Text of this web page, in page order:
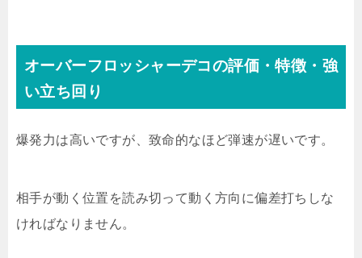
オーバーフロッシャーデコの評価・特徴・強
い立ち回り
爆発力は高いですが、致命的なほど弾速が遅いです。
相手が動く位置を読み切って動く方向に偏差打ちしな
ければなりません。